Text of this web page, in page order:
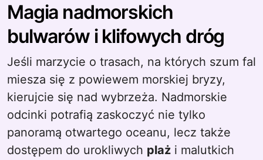
Magia nadmorskich
bulwarów i klifowych dróg
Jeśli marzycie o trasach, na których szum fal
miesza się z powiewem morskiej bryzy,
kierujcie się nad wybrzeża. Nadmorskie
odcinki potrafią zaskoczyć nie tylko
panoramą otwartego oceanu, lecz także
dostępem do urokliwych plaż i malutkich